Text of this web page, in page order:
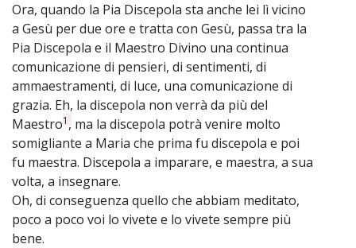
Ora, quando la Pia Discepola sta anche lei lì vicino
a Gesù per due ore e tratta con Gesù, passa tra la
Pia Discepola e il Maestro Divino una continua
comunicazione di pensieri, di sentimenti, di
ammaestramenti, di luce, una comunicazione di
grazia. Eh, la discepola non verrà da più del
Maestro1 , ma la discepola potrà venire molto
somigliante a Maria che prima fu discepola e poi
fu maestra. Discepola a imparare, e maestra, a sua
volta, a insegnare.
Oh, di conseguenza quello che abbiam meditato,
poco a poco voi lo vivete e lo vivete sempre più
bene.